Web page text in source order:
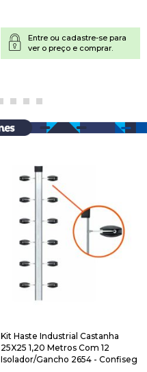
Entre ou cadastre-se para
ver o preço e comprar.
Kit Haste Industrial Castanha
25X25 1,20 Metros Com 12
Isolador/Gancho 2654 - Confiseg